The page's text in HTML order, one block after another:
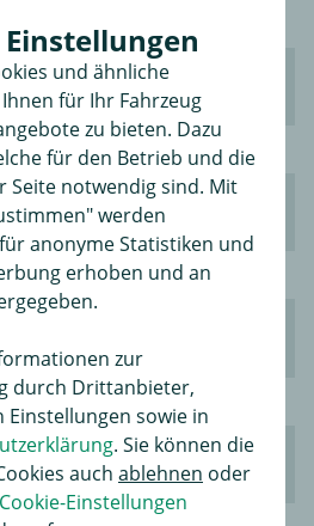
(58 Berichte)
(19 Berichte)
(10 Berichte)
und ähnliche
für Ihr Fahrzeug
zu bieten. Dazu
für den Betrieb und die
Seite notwendig sind. Mit
werden
anonyme Statistiken und
erhoben und an
zur
durch Drittanbieter,
Einstellungen sowie in
. Sie können die
auch ablehnen oder
Cookie-Einstellungen